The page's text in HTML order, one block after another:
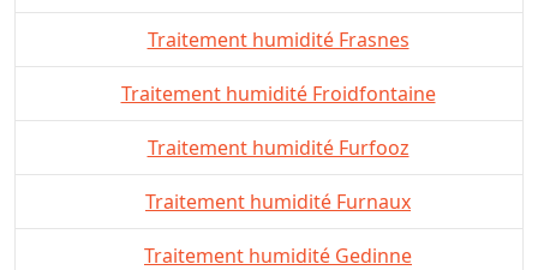
Traitement humidité Frasnes
Traitement humidité Froidfontaine
Traitement humidité Furfooz
Traitement humidité Furnaux
Traitement humidité Gedinne